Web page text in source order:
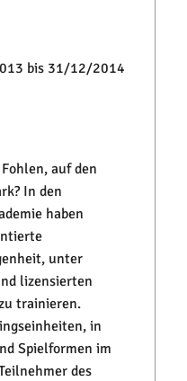
bis 31/12/2014
auf den
In den
haben
unter
lizensierten
trainieren.
in
Spielformen im
des